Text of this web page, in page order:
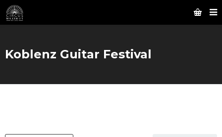
Koblenz Guitar Festival